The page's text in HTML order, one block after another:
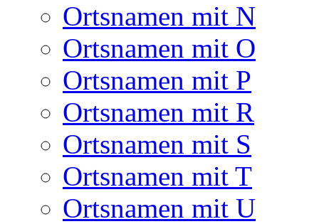
Ortsnamen mit N
Ortsnamen mit O
Ortsnamen mit P
Ortsnamen mit R
Ortsnamen mit S
Ortsnamen mit T
Ortsnamen mit U